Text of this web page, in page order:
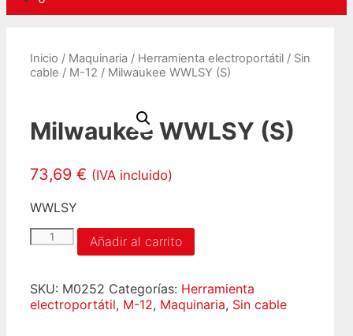
Inicio / Maquinaria / Herramienta electroportátil / Sin
cable / M-12 / Milwaukee WWLSY (S)
Milwaukee WWLSY (S)
73,69 € (IVA incluido)
WWLSY
Milwaukee
WWLSY
cantidad
Añadir al carrito
SKU: M0252 Categorías: Herramienta
electroportátil, M-12, Maquinaria, Sin cable